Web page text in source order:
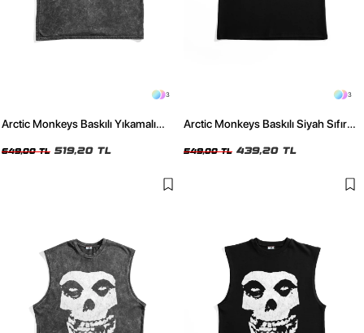
3
Arctic Monkeys Baskılı Yıkamalı
649,00 TL 519,20 TL
3
Arctic Monkeys Baskılı Siyah Sıfır
549,00 TL 439,20 TL